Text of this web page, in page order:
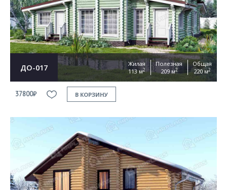
ДО-017
Жилая
113 м2
Полезная
209 м2
Общая
220 м2
37800₽ В КОРЗИНУ